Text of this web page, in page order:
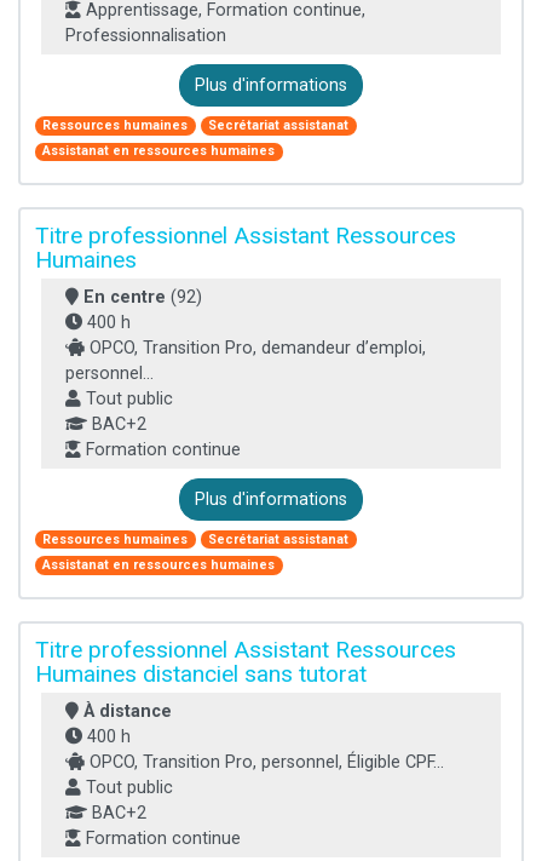
Apprentissage, Formation continue,
Professionnalisation
Plus d'informations
Ressources humaines
Secrétariat assistanat
Assistanat en ressources humaines
Titre professionnel Assistant Ressources
Humaines
En centre (92)
400 h
OPCO, Transition Pro, demandeur d’emploi,
personnel...
Tout public
BAC+2
Formation continue
Plus d'informations
Ressources humaines
Secrétariat assistanat
Assistanat en ressources humaines
Titre professionnel Assistant Ressources
Humaines distanciel sans tutorat
À distance
400 h
OPCO, Transition Pro, personnel, Éligible CPF...
Tout public
BAC+2
Formation continue